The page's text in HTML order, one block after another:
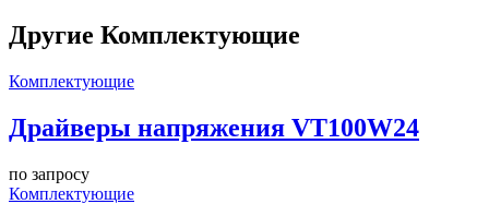
Другие Комплектующие
Комплектующие
Драйверы напряжения VT100W24
по запросу
Комплектующие